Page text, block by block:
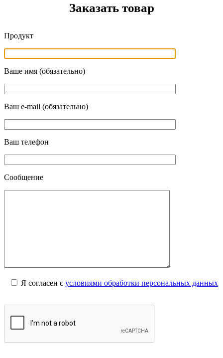
Заказать товар
Продукт
Ваше имя (обязательно)
Ваш e-mail (обязательно)
Ваш телефон
Сообщение
Я согласен с условиями обработки персональных данных